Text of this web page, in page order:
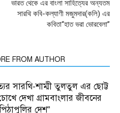
ভারত থেকে এর বাংলা সাহিত্যের অন্যতম
সারথি কবি-কল্যাণী মজুমদার(কলি) এর
কবিতা“হাত ভরা ভোরবেলা”
FROM AUTHOR
সারথি-শাম্মী তুলতুল এর ছোট্ট
দেখা গ্রামবাংলার জীবনের
দেশ”